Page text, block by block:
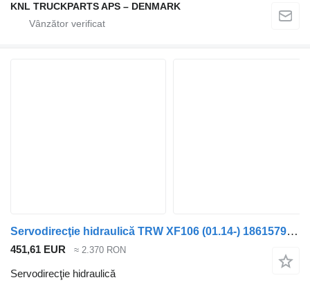
KNL TRUCKPARTS APS – DENMARK
Servodirecţie hidraulică TRW XF106 (01.14-) 1861579 pentru cap tractor DAF XF106 (2014-)
451,61 EUR ≈ 2.370 RON
Servodirecţie hidraulică